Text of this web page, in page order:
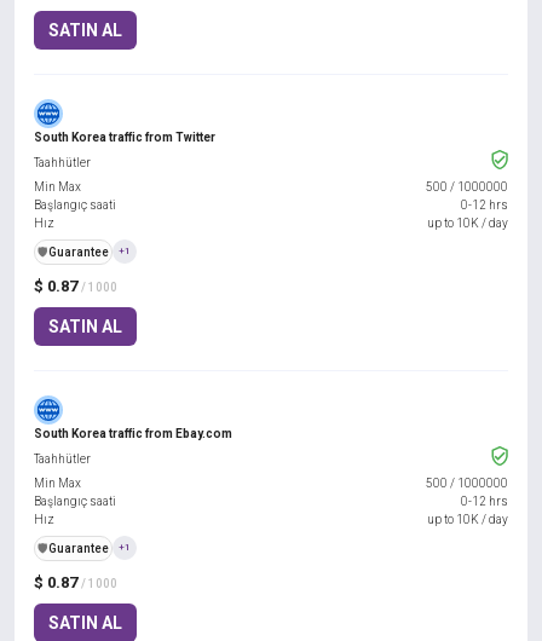
SATIN AL
South Korea traffic from Twitter
$ 0.87 / 1000
SATIN AL
Taahhütler
Min Max
500 / 1000000
Başlangıç saati
0-12 hrs
Hız
up to 10K / day
️🛡️Guarantee +1
South Korea traffic from Ebay.com
$ 0.87 / 1000
SATIN AL
Taahhütler
Min Max
500 / 1000000
Başlangıç saati
0-12 hrs
Hız
up to 10K / day
️🛡️Guarantee +1